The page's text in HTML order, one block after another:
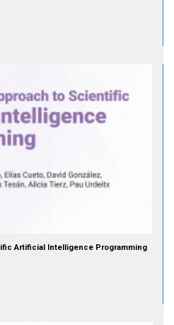
Artificial Intelligence Programming